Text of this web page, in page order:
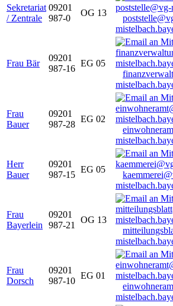
Sekretariat
/ Zentrale
09201
987-0
OG 13
Frau Bär
09201
987-16
EG 05
Frau
Bauer
09201
987-28
EG 02
Herr
Bauer
09201
987-15
EG 05
Frau
Bayerlein
09201
987-21
OG 13
Frau
Dorsch
09201
987-10
EG 01